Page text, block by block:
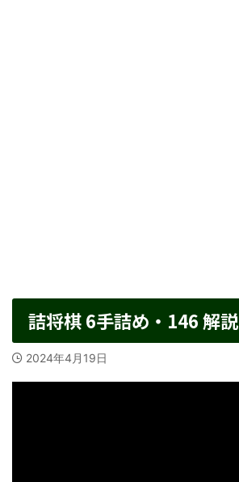
詰将棋 6手詰め・146 解説
2024年4月19日